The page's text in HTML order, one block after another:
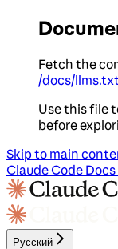
Fetch the
/docs/llms.txt
Use this file
before
Skip to main
Claude Code Docs
Русский